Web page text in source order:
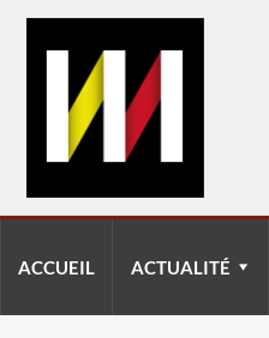
ACCUEIL ACTUALITÉ